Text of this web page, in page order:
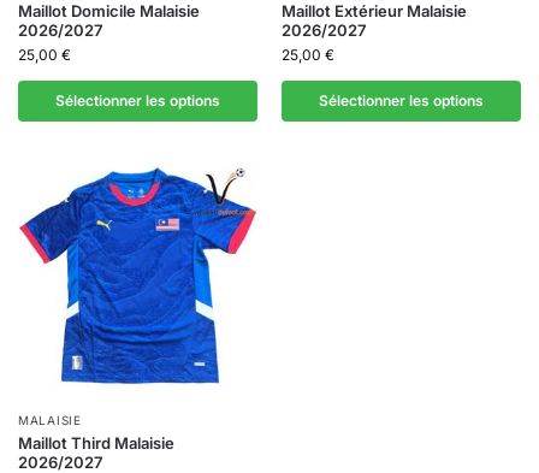
Maillot Domicile Malaisie
2026/2027
25,00 €
Sélectionner les options
Maillot Extérieur Malaisie
2026/2027
25,00 €
Sélectionner les options
MALAISIE
Maillot Third Malaisie
2026/2027